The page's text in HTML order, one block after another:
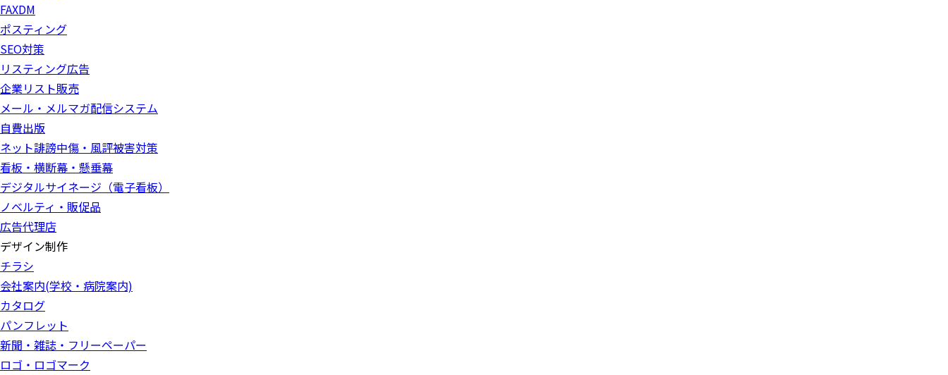
FAXDM
ポスティング
SEO対策
リスティング広告
企業リスト販売
メール・メルマガ配信システム
自費出版
ネット誹謗中傷・風評被害対策
看板・横断幕・懸垂幕
デジタルサイネージ（電子看板）
ノベルティ・販促品
広告代理店
デザイン制作
チラシ
会社案内(学校・病院案内)
カタログ
パンフレット
新聞・雑誌・フリーペーパー
ロゴ・ロゴマーク